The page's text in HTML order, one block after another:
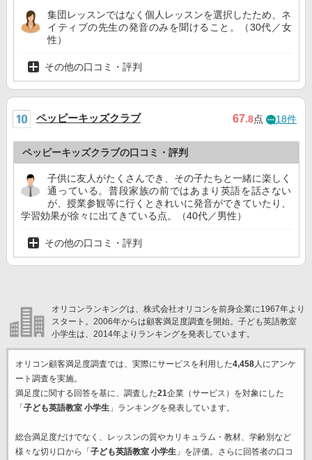
集団レッスンではなく個人レッスンを選択したため、ネ
イティブの先生の発音のみを聞けること。（30代／女
性）
その他の口コミ・評判
ペッピーキッズクラブ 67.8点 18件
ペッピーキッズクラブの口コミ・評判
子供に友人がたくさんでき、その子たちと一緒に楽しく
通っている。普段家族の前ではあまり英語を話さない
が、授業参観等に行くときれいに発音ができていたり、
学習効果が徐々に出てきている点。（40代／男性）
その他の口コミ・評判
オリコンランキングは、株式会社オリコンを前身企業に1967年より
スタート。2006年からは顧客満足度調査を開始。子ども英語教室
小学生は、2014年よりランキングを発表しています。
オリコン顧客満足度調査では、実際にサービスを利用した4,458人にアンケ
ート調査を実施。
満足度に関する回答を基に、調査した21企業（サービス）を対象にした
「子ども英語教室 小学生」ランキングを発表しています。
総合満足度だけでなく、レッスンの質やカリキュラム・教材、学齢別など
様々な切り口から「子ども英語教室 小学生」を評価。さらに回答者の口コ